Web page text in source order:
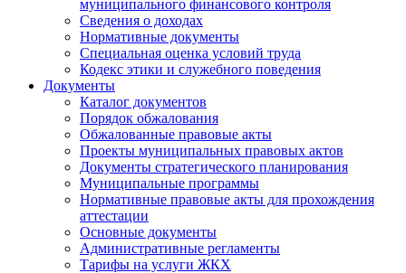
муниципального финансового контроля
Сведения о доходах
Нормативные документы
Специальная оценка условий труда
Кодекс этики и служебного поведения
Документы
Каталог документов
Порядок обжалования
Обжалованные правовые акты
Проекты муниципальных правовых актов
Документы стратегического планирования
Муниципальные программы
Нормативные правовые акты для прохождения
аттестации
Основные документы
Административные регламенты
Тарифы на услуги ЖКХ